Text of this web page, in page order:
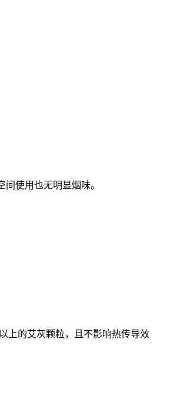
使用也无明显烟味。
上的艾灰颗粒，且不影响热传导效